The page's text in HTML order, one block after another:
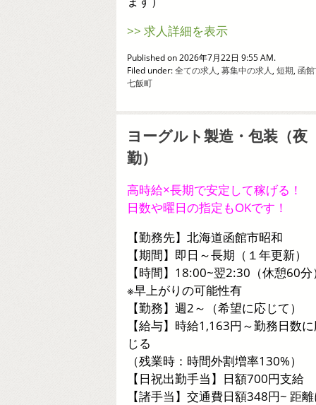
>> 求人詳細を表示
Published on 2026年7月22日 9:55 AM.
Filed under:全ての求人, 募集中の求人, 短期, 函
七飯町
ヨーグルト製造・包装（夜
勤）
高時給×長期で安定して稼げる！
日数や曜日の指定もOKです！
【勤務先】北海道函館市昭和
【期間】即日～長期（１年更新）
【時間】18:00~翌2:30（休憩60分
※早上がりの可能性有
【勤務】週2～（希望に応じて）
【給与】時給1,163円～勤務日数
じる
（残業時：時間外割増率130%）
【日祝出勤手当】日額700円支給
【諸手当】交通費日額348円~ 距